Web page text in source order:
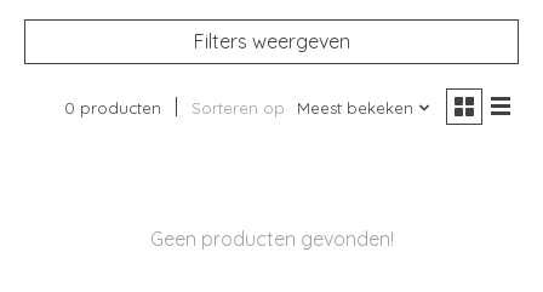
Filters weergeven
0 producten Sorteren op Meest bekeken
Geen producten gevonden!